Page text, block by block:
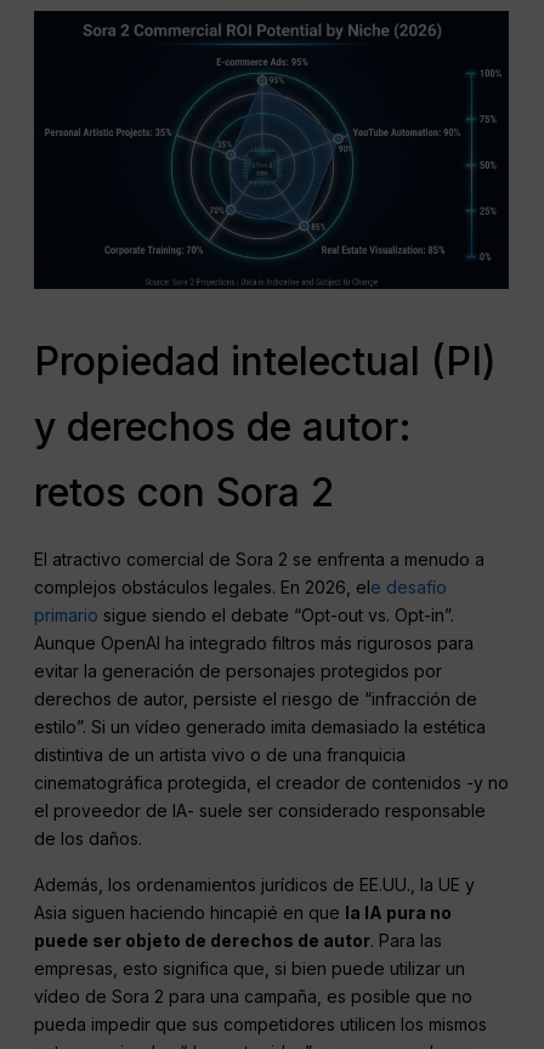
Propiedad intelectual (PI)
y derechos de autor:
retos con Sora 2
El atractivo comercial de Sora 2 se enfrenta a menudo a
complejos obstáculos legales. En 2026, el e desafío
primario sigue siendo el debate “Opt-out vs. Opt-in”.
Aunque OpenAI ha integrado filtros más rigurosos para
evitar la generación de personajes protegidos por
derechos de autor, persiste el riesgo de “infracción de
estilo”. Si un vídeo generado imita demasiado la estética
distintiva de un artista vivo o de una franquicia
cinematográfica protegida, el creador de contenidos -y no
el proveedor de IA- suele ser considerado responsable
de los daños.
Además, los ordenamientos jurídicos de EE.UU., la UE y
Asia siguen haciendo hincapié en que la IA pura no
puede ser objeto de derechos de autor. Para las
empresas, esto significa que, si bien puede utilizar un
vídeo de Sora 2 para una campaña, es posible que no
pueda impedir que sus competidores utilicen los mismos